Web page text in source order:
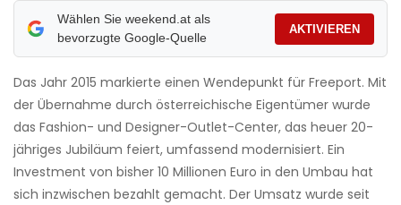
Wählen Sie weekend.at als
bevorzugte Google-Quelle
AKTIVIEREN
Das Jahr 2015 markierte einen Wendepunkt für Freeport. Mit
der Übernahme durch österreichische Eigentümer wurde
das Fashion- und Designer-Outlet-Center, das heuer 20-
jähriges Jubiläum feiert, umfassend modernisiert. Ein
Investment von bisher 10 Millionen Euro in den Umbau hat
sich inzwischen bezahlt gemacht. Der Umsatz wurde seit